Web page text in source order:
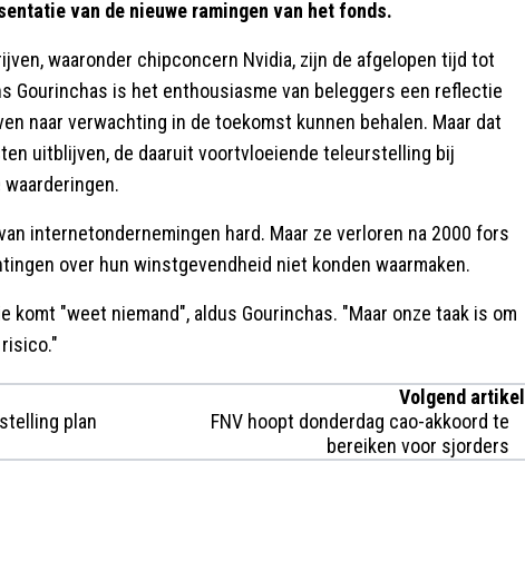
van de nieuwe ramingen van het fonds.
waaronder chipconcern Nvidia, zijn de afgelopen tijd tot
Gourinchas is het enthousiasme van beleggers een reflectie
naar verwachting in de toekomst kunnen behalen. Maar dat
uitblijven, de daaruit voortvloeiende teleurstelling bij
internetondernemingen hard. Maar ze verloren na 2000 fors
over hun winstgevendheid niet konden waarmaken.
komt "weet niemand", aldus Gourinchas. "Maar onze taak is om
plan
Volgend artikel
FNV hoopt donderdag cao-akkoord te
bereiken voor sjorders